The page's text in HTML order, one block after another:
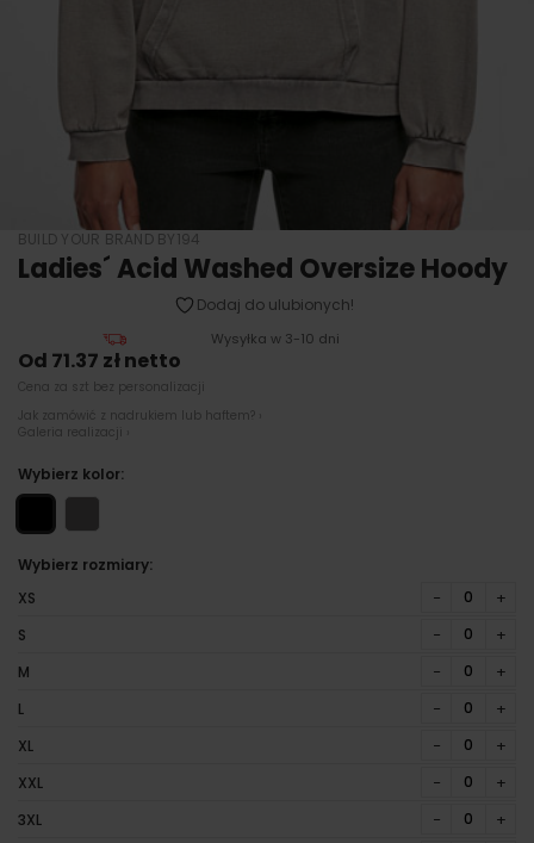
BUILD YOUR BRAND BY194
Ladies´ Acid Washed Oversize Hoody
Dodaj do ulubionych!
Wysyłka w 3-10 dni
Od 71.37 zł netto
Cena za szt bez personalizacji
Jak zamówić z nadrukiem lub haftem? ›
Galeria realizacji ›
Wybierz kolor:
Wybierz rozmiary:
XS
− +
S − +
M − +
L − +
XL − +
XXL − +
3XL − +